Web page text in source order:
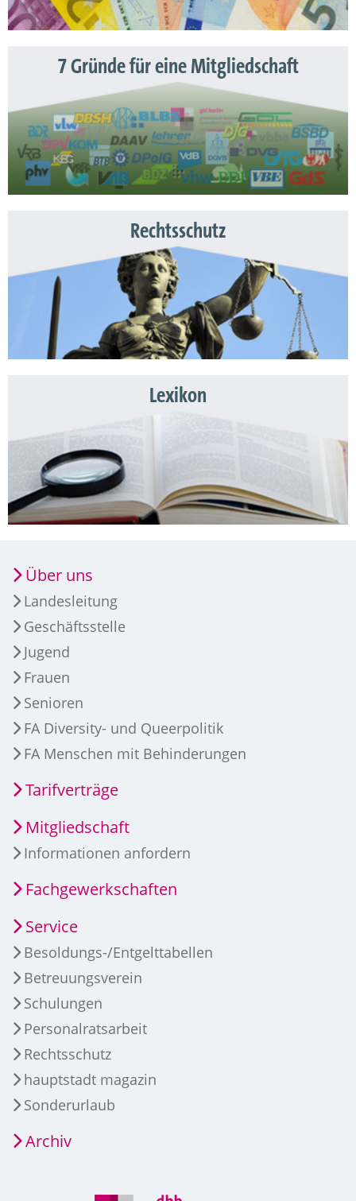
7 Gründe für eine Mitgliedschaft
Rechtsschutz
Lexikon
Über uns
Landesleitung
Geschäftsstelle
Jugend
Frauen
Senioren
FA Diversity- und Queerpolitik
FA Menschen mit Behinderungen
Tarifverträge
Mitgliedschaft
Informationen anfordern
Fachgewerkschaften
Service
Besoldungs-/Entgelttabellen
Betreuungsverein
Schulungen
Personalratsarbeit
Rechtsschutz
hauptstadt magazin
Sonderurlaub
Archiv